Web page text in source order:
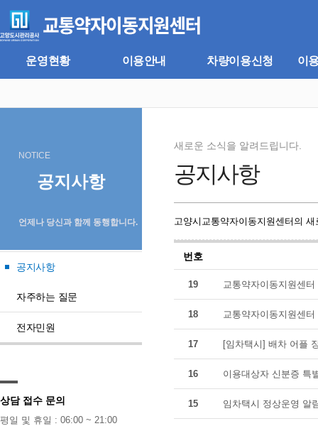
뉴
바
기
바
로
운영현황 이용안내 차량이용신청 이
공지사항
NOTICE
언제나 당신과 함께 동행합니다.
공지사항
자주하는 질문
전자민원
상담 접수 문의
평일 및 휴일 : 06:00 ~ 21:00
공지사항
새로운 소식을 알려드립니다.
고양시교통약자이동지원센터의
번호
19 교통약자이동지원센
18 교통약자이동지원센
17 [임차택시] 배차 어플
16 이용대상자 신분증 특
15 임차택시 정상운영 알